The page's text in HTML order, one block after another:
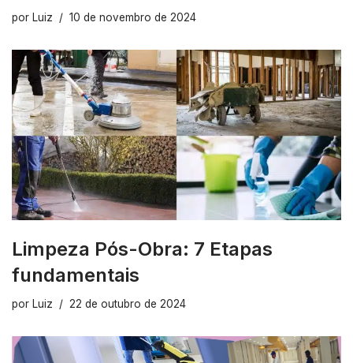
por Luiz 10 de novembro de 2024
Limpeza Pós-Obra: 7 Etapas
fundamentais
por Luiz 22 de outubro de 2024